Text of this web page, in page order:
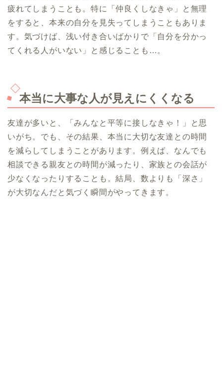
疲れてしまうことも。特に「仲良くしなきゃ」と無理
をすると、本来の自分を見失ってしまうこともありま
す。気づけば、浅い付き合いばかりで「自分を分かっ
てくれる人がいない」と感じることも…。
本当に大事な人が見えにくくなる
友達が多いと、「みんなと平等に接しなきゃ！」と思
いがち。でも、その結果、本当に大切な友達との時間
を減らしてしまうことがあります。例えば、なんでも
相談できる親友との時間が減ったり、家族との会話が
少なくなったりすることも。結局、数よりも「深さ」
が大切なんだと気づく瞬間がやってきます。